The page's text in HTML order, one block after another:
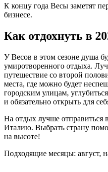
К концу года Весы заметят
бизнесе.
Как отдохнуть в
У Весов в этом сезоне душа
умиротворенного отдыха.
путешествие со второй
места, где можно будет
городским улицам,
и обязательно открыть для
На отдых лучше
Италию. Выбрать страну
на высоте!
Подходящие месяцы: август,